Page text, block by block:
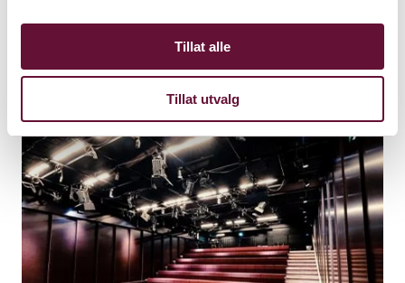
Tillat alle
Tillat utvalg